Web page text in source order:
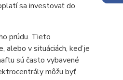
sa investovať do
prúdu. Tieto
alebo v situáciách, keď je
sú často vybavené
môžu byť